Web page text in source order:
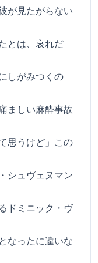
が見たがらない
とは、哀れだ
しがみつくの
ましい麻酔事故
思うけど」この
シュヴェヌマン
ドミニック・ヴ
なったに違いな